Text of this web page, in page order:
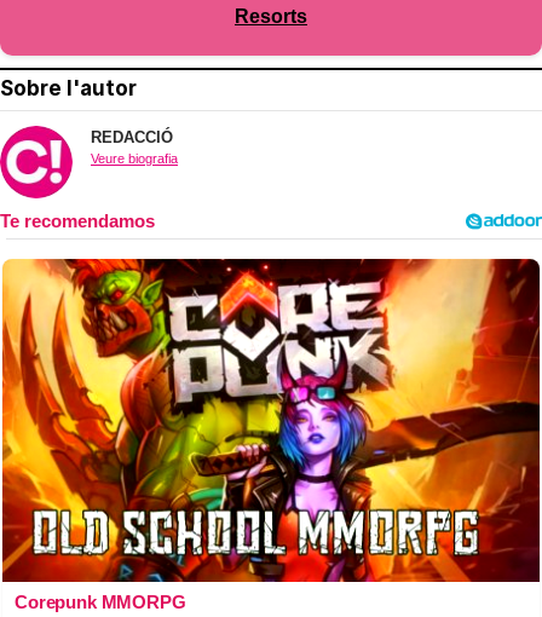
Resorts
Sobre l'autor
REDACCIÓ
Veure biografia
Corepunk MMORPG